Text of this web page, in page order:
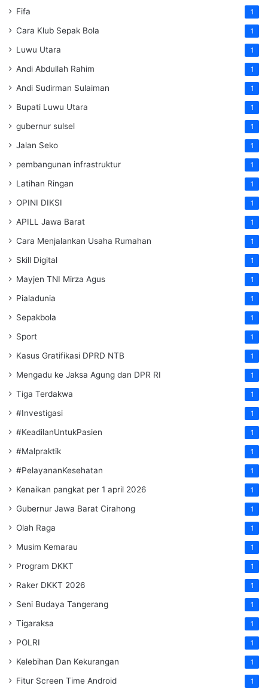
Fifa 1
Cara Klub Sepak Bola 1
Luwu Utara 1
Andi Abdullah Rahim 1
Andi Sudirman Sulaiman 1
Bupati Luwu Utara 1
gubernur sulsel 1
Jalan Seko 1
pembangunan infrastruktur 1
Latihan Ringan 1
OPINI DIKSI 1
APILL Jawa Barat 1
Cara Menjalankan Usaha Rumahan 1
Skill Digital 1
Mayjen TNI Mirza Agus 1
Pialadunia 1
Sepakbola 1
Sport 1
Kasus Gratifikasi DPRD NTB 1
Mengadu ke Jaksa Agung dan DPR RI 1
Tiga Terdakwa 1
#Investigasi 1
#KeadilanUntukPasien 1
#Malpraktik 1
#PelayananKesehatan 1
Kenaikan pangkat per 1 april 2026 1
Gubernur Jawa Barat Cirahong 1
Olah Raga 1
Musim Kemarau 1
Program DKKT 1
Raker DKKT 2026 1
Seni Budaya Tangerang 1
Tigaraksa 1
POLRI 1
Kelebihan Dan Kekurangan 1
Fitur Screen Time Android 1